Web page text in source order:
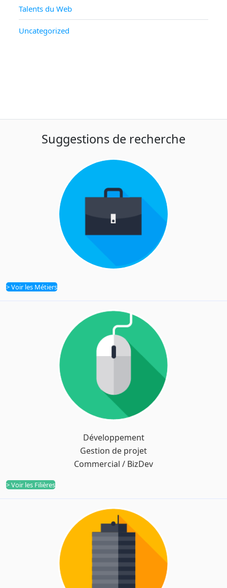
Talents du Web
Uncategorized
Suggestions de recherche
> Voir les Métiers
Filières
Développement
Gestion de projet
Commercial / BizDev
> Voir les Filières